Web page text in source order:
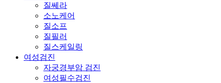
질쎄라
소노케어
질소프
질필러
질스케일링
여성검진
자궁경부암 검진
여성필수검진